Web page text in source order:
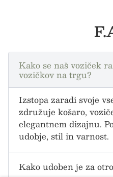
VAREN,
Kako se naš voziček
vozičkov na trgu?
Izstopa zaradi svoje
združuje košaro,
elegantnem dizajnu.
udobje, stil in varnost.
Kako udoben je za